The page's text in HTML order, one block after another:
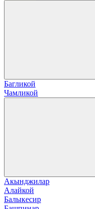
Багликой
Чамликой
Акынджилар
Алайкой
Балыкесир